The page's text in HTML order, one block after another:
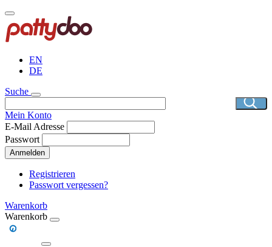
Direkt
zum
Inhalt
EN
DE
Suche
Mein Konto
E-Mail Adresse
Passwort
Anmelden
Registrieren
Passwort vergessen?
Warenkorb
Warenkorb